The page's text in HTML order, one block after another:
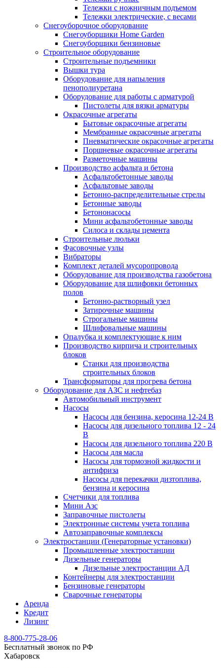
Тележки с ножничным подъемом
Тележки электрические, с весами
Снегоуборочное оборудование
Снегоуборщики Home Garden
Снегоуборщики бензиновые
Строительное оборудование
Cтроительные подъемники
Вышки тура
Оборудование для напыления
пенополиуретана
Оборудование для работы с арматурой
Пистолеты для вязки арматуры
Окрасочные агрегаты
Бытовые окрасочные агрегаты
Мембранные окрасочные агрегаты
Пневматические окрасочные агрегаты
Поршневые окрасочные агрегаты
Разметочные машины
Производство асфальта и бетона
Асфальтобетонные заводы
Асфальтовые заводы
Бетонно-распределительные стрелы
Бетонные заводы
Бетононасосы
Мини асфальтобетонные заводы
Силоса и склады цемента
Строительные люльки
Фасовочные узлы
Вибраторы
Комплект деталей мусоропровода
Оборудование для производства газобетона
Оборудование для шлифовки бетонных
полов
Бетонно-растворный узел
Затирочные машины
Строгальные машины
Шлифовальные машины
Опалубка и комплектующие к ним
Производство кирпича и строительных
блоков
Cтанки для производства
строительных блоков
Трансформаторы для прогрева бетона
Оборудование для АЗС и нефтебаз
Автомобильный инструмент
Насосы
Насосы для бензина, керосина 12-24 В
Насосы для дизельного топлива 12 - 24
В
Насосы для дизельного топлива 220 В
Насосы для масла
Насосы для тормозной жидкости и
антифриза
Насосы для перекачки дизтоплива,
бензина и керосина
Счетчики для топлива
Мини Азс
Заправочные пистолеты
Электронные системы учета топлива
Автозаправочные комплексы
Электростанции (Генераторные установки)
Промышленные электростанции
Дизельные генераторы
Дизельные электростанции АД
Контейнеры для электростанции
Бензиновые генераторы
Сварочные генераторы
Аренда
Кредит
Лизинг
8-800-775-28-06
Бесплатный звонок по РФ
Хабаровск